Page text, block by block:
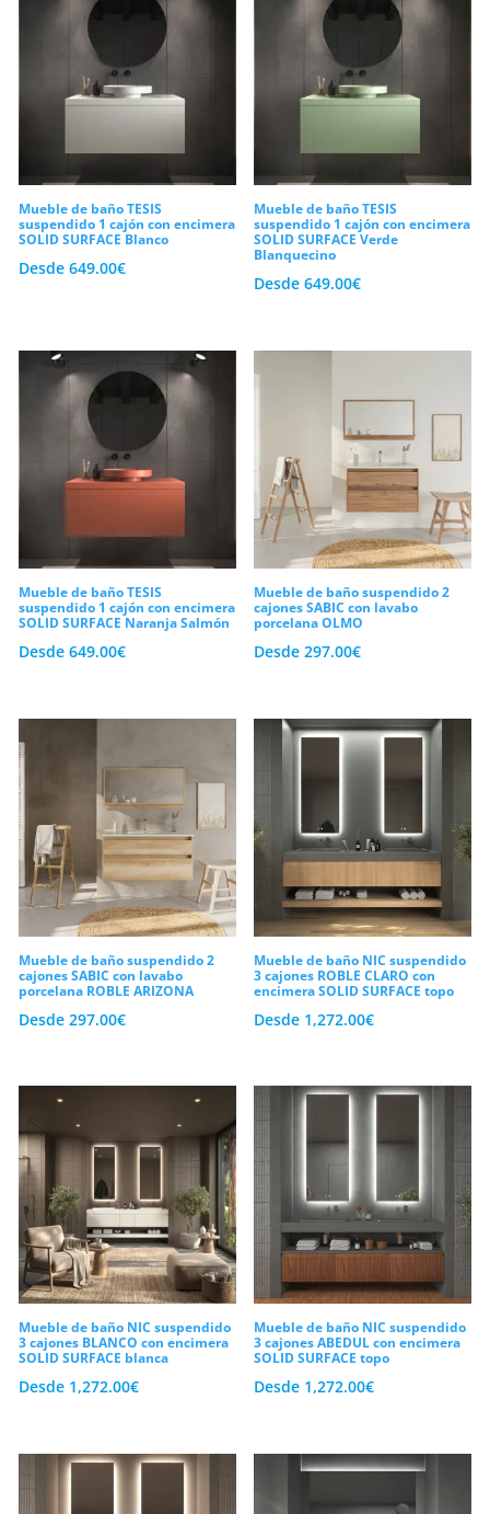
Mueble de baño TESIS
suspendido 1 cajón con encimera
SOLID SURFACE Blanco
Desde 649.00€
Mueble de baño TESIS
suspendido 1 cajón con encimera
SOLID SURFACE Verde
Blanquecino
Desde649.00€
Mueble de baño TESIS
suspendido 1 cajón con encimera
SOLID SURFACE Naranja Salmón
Desde 649.00€
Mueble de baño suspendido 2
cajones SABIC con lavabo
porcelana OLMO
Desde297.00€
Mueble de baño suspendido 2
cajones SABIC con lavabo
porcelana ROBLE ARIZONA
Desde 297.00€
Mueble de baño NIC suspendido
3 cajones ROBLE CLARO con
encimera SOLID SURFACE topo
Desde 1,272.00€
Mueble de baño NIC suspendido
3 cajones BLANCO con encimera
SOLID SURFACE blanca
Desde 1,272.00€
Mueble de baño NIC suspendido
3 cajones ABEDUL con encimera
SOLID SURFACE topo
Desde 1,272.00€